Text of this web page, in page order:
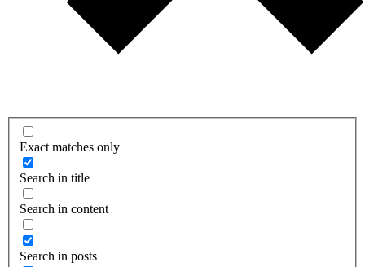
Exact matches only
Search in title
Search in content
Search in posts